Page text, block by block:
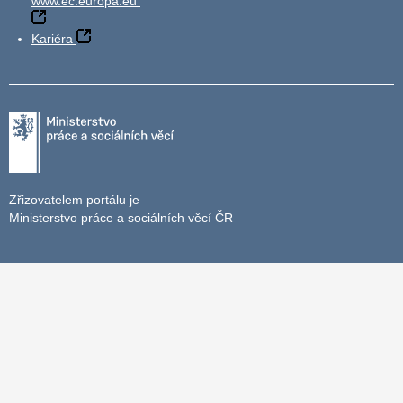
Kariéra
Zřizovatelem portálu je
Ministerstvo práce a sociálních věcí ČR